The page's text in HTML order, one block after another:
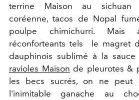
terrine Maison au
coréenne, tacos de Nopal
poulpe chimichurri. Mais
réconforteants tels le magret
dauphinois sublimé à la
ravioles Maison de pleurotes &
les becs sucrés, on ne peut
l'inimitable ganache au